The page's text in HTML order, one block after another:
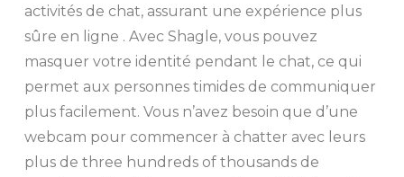
activités de chat, assurant une expérience plus
sûre en ligne . Avec Shagle, vous pouvez
masquer votre identité pendant le chat, ce qui
permet aux personnes timides de communiquer
plus facilement. Vous n’avez besoin que d’une
webcam pour commencer à chatter avec leurs
plus de three hundreds of thousands de